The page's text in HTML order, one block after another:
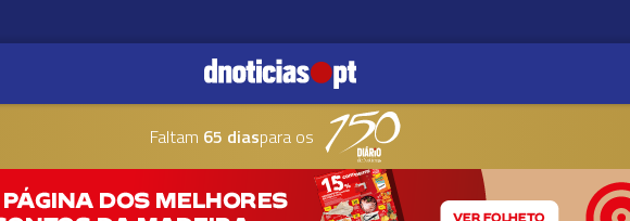
Faltam 65 diaspara os